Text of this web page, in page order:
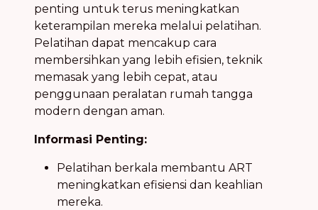
penting untuk terus meningkatkan
keterampilan mereka melalui pelatihan.
Pelatihan dapat mencakup cara
membersihkan yang lebih efisien, teknik
memasak yang lebih cepat, atau
penggunaan peralatan rumah tangga
modern dengan aman.
Informasi Penting:
Pelatihan berkala membantu ART
meningkatkan efisiensi dan keahlian
mereka.